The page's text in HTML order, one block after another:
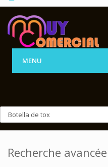
MENU
Recherche avancée